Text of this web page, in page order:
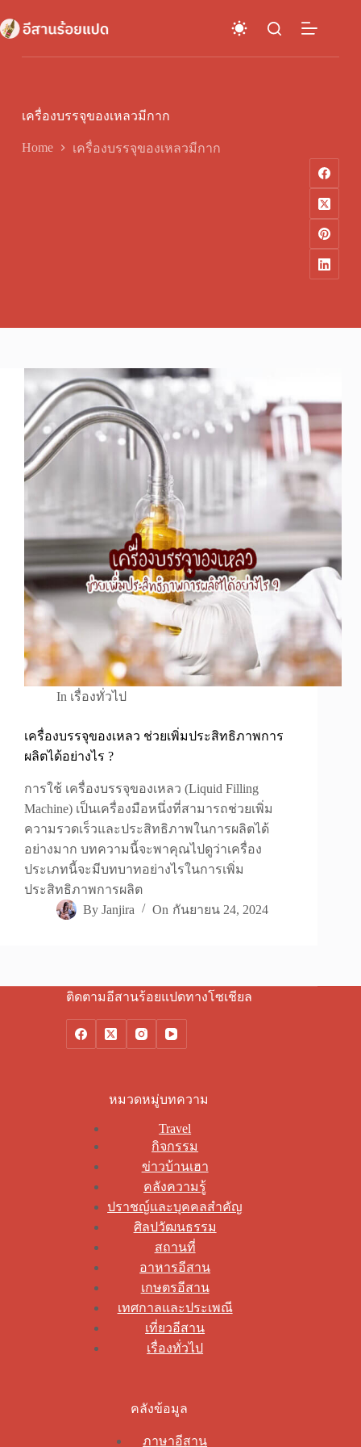
to
content
เครื่องบรรจุของเหลวมีกาก
Home เครื่องบรรจุของเหลวมีกาก
In เรื่องทั่วไป
เครื่องบรรจุของเหลว ช่วยเพิ่มประสิทธิภาพการ
ผลิตได้อย่างไร ?
การใช้ เครื่องบรรจุของเหลว (Liquid Filling
Machine) เป็นเครื่องมือหนึ่งที่สามารถช่วยเพิ่ม
ความรวดเร็วและประสิทธิภาพในการผลิตได้
อย่างมาก บทความนี้จะพาคุณไปดูว่าเครื่อง
ประเภทนี้จะมีบทบาทอย่างไรในการเพิ่ม
ประสิทธิภาพการผลิต
By Janjira On กันยายน 24, 2024
ติดตามอีสานร้อยแปดทางโซเชียล
หมวดหมู่บทความ
Travel
กิจกรรม
ข่าวบ้านเฮา
คลังความรู้
ปราชญ์และบุคคลสำคัญ
ศิลปวัฒนธรรม
สถานที่
อาหารอีสาน
เกษตรอีสาน
เทศกาลและประเพณี
เที่ยวอีสาน
เรื่องทั่วไป
คลังข้อมูล
ภาษาอีสาน